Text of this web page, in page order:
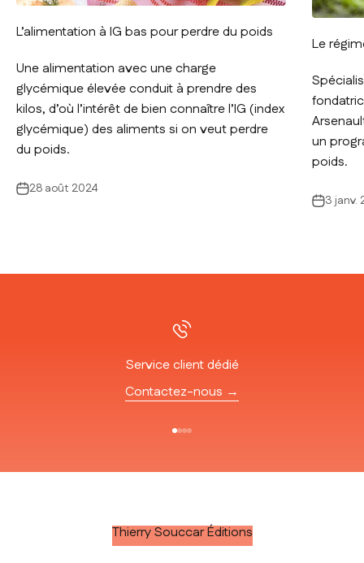
L’alimentation à IG bas pour perdre du poids
Une alimentation avec une charge
glycémique élevée conduit à prendre des
kilos, d’où l’intérêt de bien connaître l’IG (index
glycémique) des aliments si on veut perdre
du poids.
28 août 2024
Le
un
poids.
3 janv.
Service client dédié
Contactez-nous →
Thierry Souccar Éditions